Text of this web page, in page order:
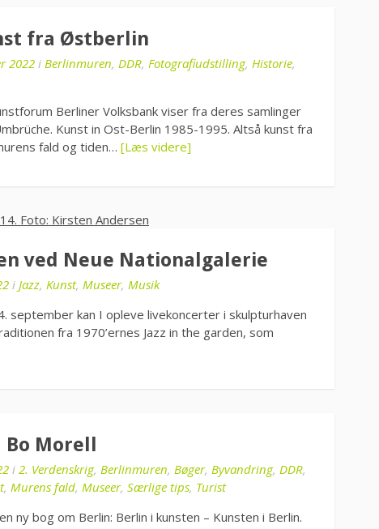
fra Østberlin
2022 i Berlinmuren, DDR, Fotografiudstilling, Historie,
Berliner Volksbank viser fra deres samlinger
Kunst in Ost-Berlin 1985-1995. Altså kunst fra
fald og tiden… [Læs videre]
ved Neue Nationalgalerie
i Jazz, Kunst, Museer, Musik
september kan I opleve livekoncerter i skulpturhaven
fra 1970’ernes Jazz in the garden, som
Morell
i 2. Verdenskrig, Berlinmuren, Bøger, Byvandring, DDR,
, Murens fald, Museer, Særlige tips, Turist
ny bog om Berlin: Berlin i kunsten – Kunsten i Berlin.